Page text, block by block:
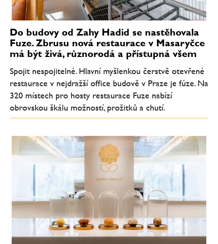
Do budovy od Zahy Hadid se nastěhovala
Fuze. Zbrusu nová restaurace v Masaryčce
má být živá, různorodá a přístupná všem
Spojit nespojitelné. Hlavní myšlenkou čerstvě otevřené
restaurace v nejdražší office budově v Praze je fúze. Na
320 místech pro hosty restaurace Fuze nabízí
obrovskou škálu možností, prožitků a chutí.